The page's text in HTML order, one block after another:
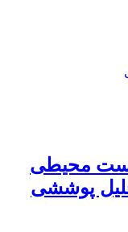
محیطی
پوششی